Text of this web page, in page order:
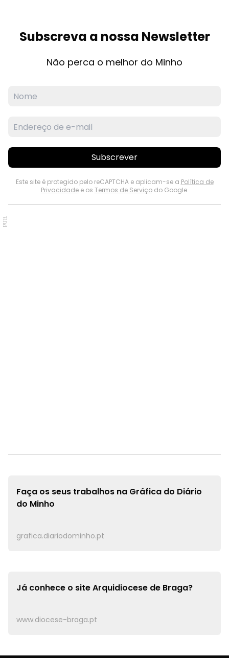
Subscreva a nossa Newsletter
Não perca o melhor do Minho
Subscrever
Este site é protegido pelo reCAPTCHA e aplicam-se a Política de
Privacidadee os Termos de Serviçodo Google.
PUB.
Faça os seus trabalhos na Gráfica do Diário
do Minho
grafica.diariodominho.pt
Já conhece o siteArquidiocese de Braga?
www.diocese-braga.pt